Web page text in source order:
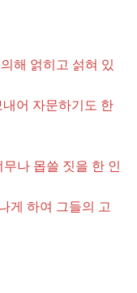
해 얽히고 섥혀 있
어 자문하기도 한
나 몹쓸 짓을 한 인
게 하여 그들의 고